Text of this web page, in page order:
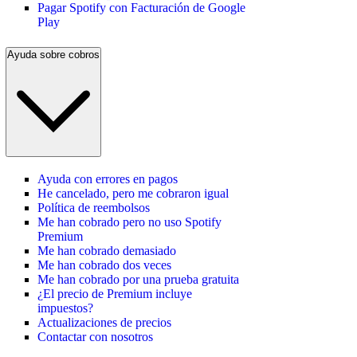
Pagar Spotify con Facturación de Google
Play
Ayuda sobre cobros
Ayuda con errores en pagos
He cancelado, pero me cobraron igual
Política de reembolsos
Me han cobrado pero no uso Spotify
Premium
Me han cobrado demasiado
Me han cobrado dos veces
Me han cobrado por una prueba gratuita
¿El precio de Premium incluye
impuestos?
Actualizaciones de precios
Contactar con nosotros